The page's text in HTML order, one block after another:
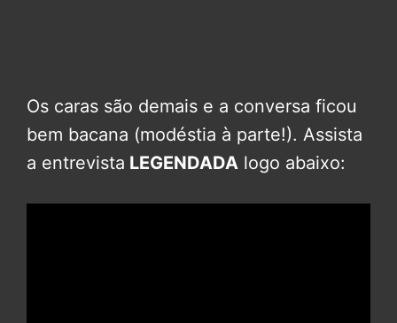
Os caras são demais e a conversa ficou
bem bacana (modéstia à parte!). Assista
a entrevista LEGENDADA logo abaixo: